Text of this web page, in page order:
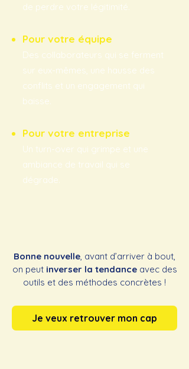
de perdre votre légitimité.
Pour votre équipe
Des collaborateurs qui se ferment
sur eux-mêmes, une hausse des
conflits et un engagement qui
baisse.
Pour votre entreprise
Un turn-over qui grimpe et une
ambiance de travail qui se
dégrade.
Bonne nouvelle, avant d’arriver à bout,
on peut inverser la tendanceavec des
outils et des méthodes concrètes !
Je veux retrouver mon cap